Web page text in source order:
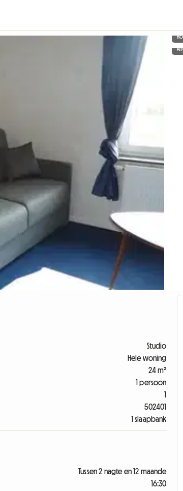
Studio
Hele woning
24 m²
1 persoon
1
502401
1 slaapbank
Tussen 2 nagte en 12 maande
16:30